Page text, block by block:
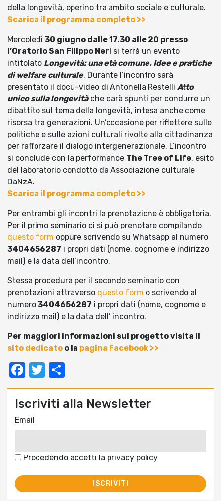
della longevità, operino tra ambito sociale e culturale.
Scarica il programma completo >>
Mercoledì 30 giugno dalle 17.30 alle 20 presso
l’Oratorio San Filippo Neri si terrà un evento
intitolato Longevità: una età comune. Idee e pratiche
di welfare culturale. Durante l’incontro sarà
presentato il docu-video di Antonella Restelli Atto
unico sulla longevitàche darà spunti per condurre un
dibattito sul tema della longevità, intesa anche come
risorsa tra generazioni. Un’occasione per riflettere sulle
politiche e sulle azioni culturali rivolte alla cittadinanza
per rafforzare il dialogo intergenerazionale. L’incontro
si conclude con la performance The Tree of Life, esito
del laboratorio condotto da Associazione culturale
DaNzA.
Scarica il programma completo >>
Per entrambi gli incontri la prenotazione è obbligatoria.
Per il primo seminario ci si può prenotare compilando
questo form oppure scrivendo su Whatsapp al numero
3404656287 i propri dati (nome, cognome e indirizzo
mail) e la data dell’incontro.
Stessa procedura per il secondo seminario con
prenotazioni attraverso questo form o scrivendo al
numero 3404656287 i propri dati (nome, cognome e
indirizzo mail) e la data dell’ incontro.
Per maggiori informazioni sul progetto visita il
sito dedicato o la pagina Facebook >>
Facebook
Twitter
Iscriviti alla Newsletter
Email
Procedendo accetti la privacy policy